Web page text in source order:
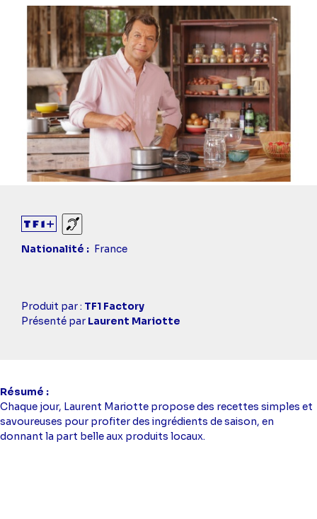
Sourds et malentendants
Nationalité
France
Casting
simba
Produit par : TF1 Factory
Présenté par Laurent Mariotte
Résumé
Chaque jour, Laurent Mariotte propose des recettes simples et
savoureuses pour profiter des ingrédients de saison, en
donnant la part belle aux produits locaux.